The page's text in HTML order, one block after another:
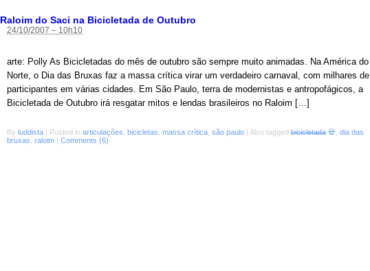
Raloim do Saci na Bicicletada de Outubro
24/10/2007 – 10h10
arte: Polly As Bicicletadas do mês de outubro são sempre muito animadas. Na América do
Norte, o Dia das Bruxas faz a massa crítica virar um verdadeiro carnaval, com milhares de
participantes em várias cidades. Em São Paulo, terra de modernistas e antropofágicos, a
Bicicletada de Outubro irá resgatar mitos e lendas brasileiros no Raloim […]
By luddista | Posted in articulações bicicletas massa crítica são paulo | Also tagged bicicletada 💀 dia das
bruxas raloim | Comments (6)